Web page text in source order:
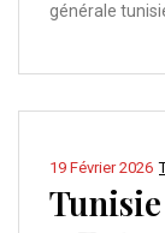
générale
19 Février 2026